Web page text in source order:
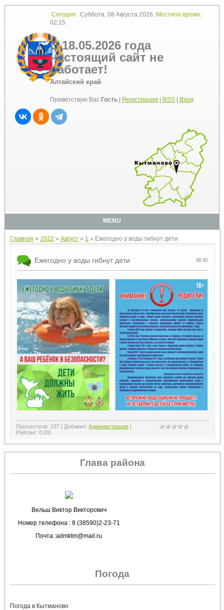
Сегодня:Суббота, 08 Августа 2026, Местное время:
02:15
С 18.05.2026 года
настоящий сайт не
работает!
Алтайский край
Приветствую Вас Гость| Регистрация RSS| Вход
MENU
Главная » 2022 » Август » 1 » Ежегодно у воды гибнут дети
08:45
Ежегодно у воды гибнут дети
Просмотров: 237| Добавил: Администрация |
Рейтинг: 0.0/0
Глава района
Вельш Виктор Викторович
Номер телефона : 8 (38590)2-23-71
Почта :admktm@mail.ru
Погода
Погода в Кытманово